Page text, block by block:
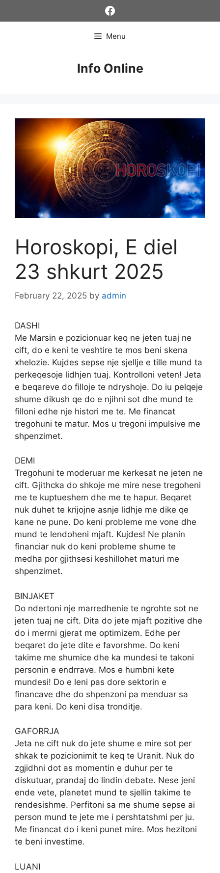
Facebook
Menu
Info Online
Horoskopi, E diel
23 shkurt 2025
February 22, 2025 by admin
DASHI
Me Marsin e pozicionuar keq ne jeten tuaj ne
cift, do e keni te veshtire te mos beni skena
xhelozie. Kujdes sepse nje sjellje e tille mund ta
perkeqesoje lidhjen tuaj. Kontrolloni veten! Jeta
e beqareve do filloje te ndryshoje. Do iu pelqeje
shume dikush qe do e njihni sot dhe mund te
filloni edhe nje histori me te. Me financat
tregohuni te matur. Mos u tregoni impulsive me
shpenzimet.
DEMI
Tregohuni te moderuar me kerkesat ne jeten ne
cift. Gjithcka do shkoje me mire nese tregoheni
me te kuptueshem dhe me te hapur. Beqaret
nuk duhet te krijojne asnje lidhje me dike qe
kane ne pune. Do keni probleme me vone dhe
mund te lendoheni mjaft. Kujdes! Ne planin
financiar nuk do keni probleme shume te
medha por gjithsesi keshillohet maturi me
shpenzimet.
BINJAKET
Do ndertoni nje marredhenie te ngrohte sot ne
jeten tuaj ne cift. Dita do jete mjaft pozitive dhe
do i merrni gjerat me optimizem. Edhe per
beqaret do jete dite e favorshme. Do keni
takime me shumice dhe ka mundesi te takoni
personin e endrrave. Mos e humbni kete
mundesi! Do e leni pas dore sektorin e
financave dhe do shpenzoni pa menduar sa
para keni. Do keni disa tronditje.
GAFORRJA
Jeta ne cift nuk do jete shume e mire sot per
shkak te pozicionimit te keq te Uranit. Nuk do
zgjidhni dot as momentin e duhur per te
diskutuar, prandaj do lindin debate. Nese jeni
ende vete, planetet mund te sjellin takime te
rendesishme. Perfitoni sa me shume sepse ai
person mund te jete me i pershtatshmi per ju.
Me financat do i keni punet mire. Mos hezitoni
te beni investime.
LUANI